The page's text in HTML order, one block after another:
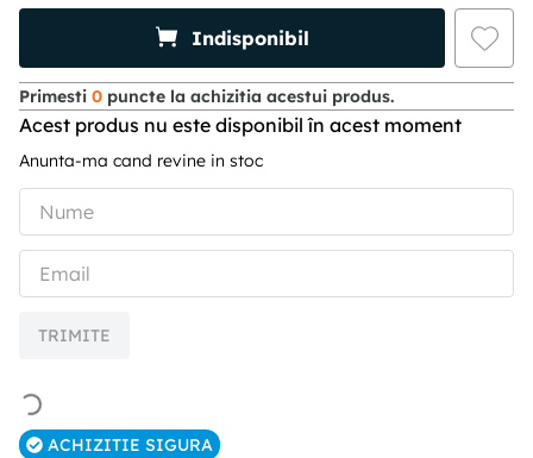
Indisponibil
Primesti 0 puncte la achizitia acestui produs.
Acest produs nu este disponibil în acest moment
Anunta-ma cand revine in stoc
TRIMITE
ACHIZITIE SIGURA